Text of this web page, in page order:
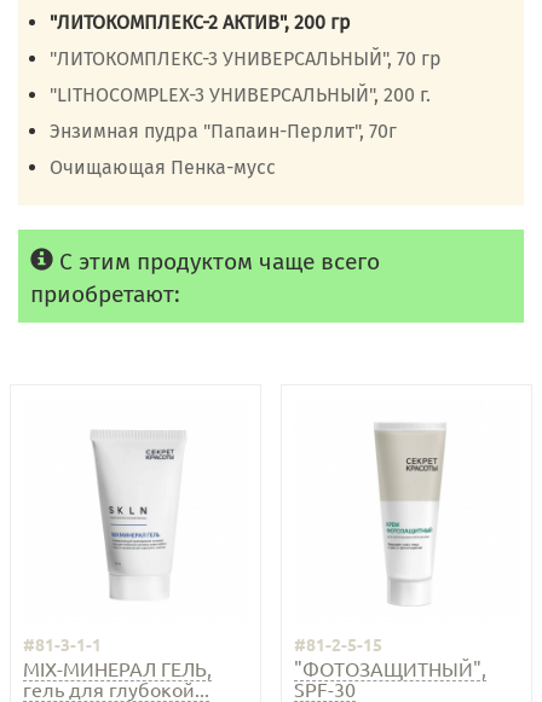
"ЛИТОКОМПЛЕКС-2 АКТИВ", 200 гр
"ЛИТОКОМПЛЕКС-3 УНИВЕРСАЛЬНЫЙ", 70 гр
"LITHOCOMPLEX-3 УНИВЕРСАЛЬНЫЙ", 200 г.
Энзимная пудра "Папаин-Перлит", 70г
Очищающая Пенка-мусс
С этим продуктом чаще всего
приобретают:
#81-3-1-1
MIX-МИНЕРАЛ ГЕЛЬ,
гель для глубокой...
#81-2-5-15
"ФОТОЗАЩИТНЫЙ",
SPF-30